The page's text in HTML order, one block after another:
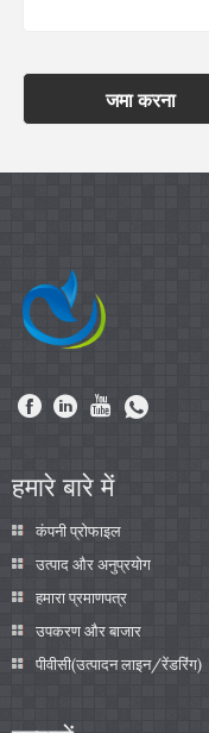
जमा करना
हमारे बारे में
कंपनी प्रोफाइल
उत्पाद और अनुप्रयोग
हमारा प्रमाणपत्र
उपकरण और बाजार
पीवीसी(उत्पादन लाइन/रेंडरिंग)